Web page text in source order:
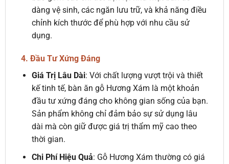
dàng vệ sinh, các ngăn lưu trữ, và khả năng điều
chỉnh kích thước để phù hợp với nhu cầu sử
dụng.
4. Đầu Tư Xứng Đáng
Giá Trị Lâu Dài: Với chất lượng vượt trội và thiết
kế tinh tế, bàn ăn gỗ Hương Xám là một khoản
đầu tư xứng đáng cho không gian sống của bạn.
Sản phẩm không chỉ đảm bảo sự sử dụng lâu
dài mà còn giữ được giá trị thẩm mỹ cao theo
thời gian.
Chi Phí Hiệu Quả: Gỗ Hương Xám thường có giá